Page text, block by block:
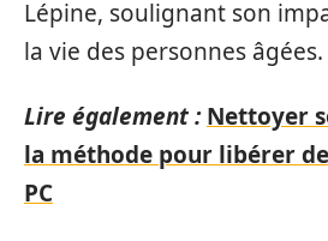
Lépine, soulignant son
la vie des personnes âgées.
Lire également : Nettoyer
la méthode pour libérer
PC